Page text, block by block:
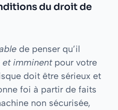
du droit de
de penser qu’il
et imminentpour votre
doit être sérieux et
foi à partir de faits
non sécurisée,